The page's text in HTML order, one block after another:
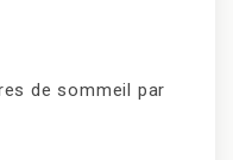
de sommeil par